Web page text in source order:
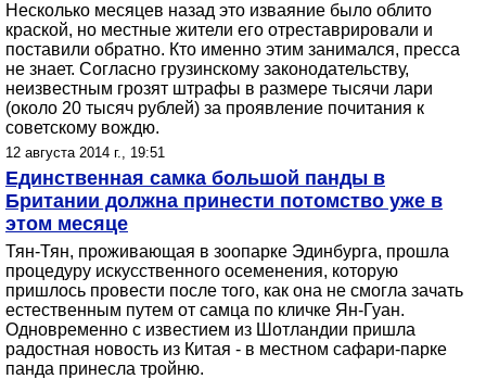
Несколько месяцев назад это изваяние было облито
краской, но местные жители его отреставрировали и
поставили обратно. Кто именно этим занимался, пресса
не знает. Согласно грузинскому законодательству,
неизвестным грозят штрафы в размере тысячи лари
(около 20 тысяч рублей) за проявление почитания к
советскому вождю.
12 августа 2014 г., 19:51
Единственная самка большой панды в
Британии должна принести потомство уже в
этом месяце
Тян-Тян, проживающая в зоопарке Эдинбурга, прошла
процедуру искусственного осеменения, которую
пришлось провести после того, как она не смогла зачать
естественным путем от самца по кличке Ян-Гуан.
Одновременно с известием из Шотландии пришла
радостная новость из Китая - в местном сафари-парке
панда принесла тройню.